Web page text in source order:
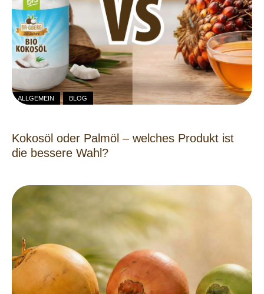
ALLGEMEIN BLOG
Kokosöl oder Palmöl – welches Produkt ist
die bessere Wahl?